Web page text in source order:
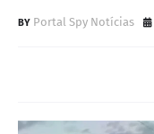
Portal Spy Notícias